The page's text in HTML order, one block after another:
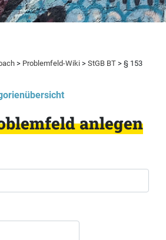
> Problemfeld-Wiki >StGB BT > § 153
anlegen